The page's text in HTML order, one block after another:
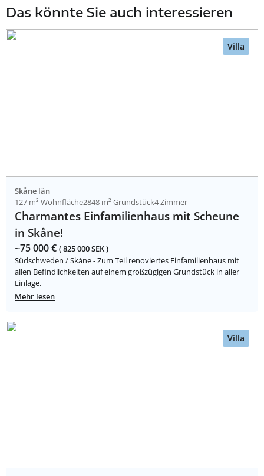
Das könnte Sie auch interessieren
Villa
Skåne län
127 m² Wohnfläche2848 m² Grundstück4 Zimmer
Charmantes Einfamilienhaus mit Scheune
in Skåne!
~75 000 € ( 825 000 SEK )
Südschweden / Skåne - Zum Teil renoviertes Einfamilienhaus mit
allen Befindlichkeiten auf einem großzügigen Grundstück in aller
Einlage.
Mehr lesen
Villa